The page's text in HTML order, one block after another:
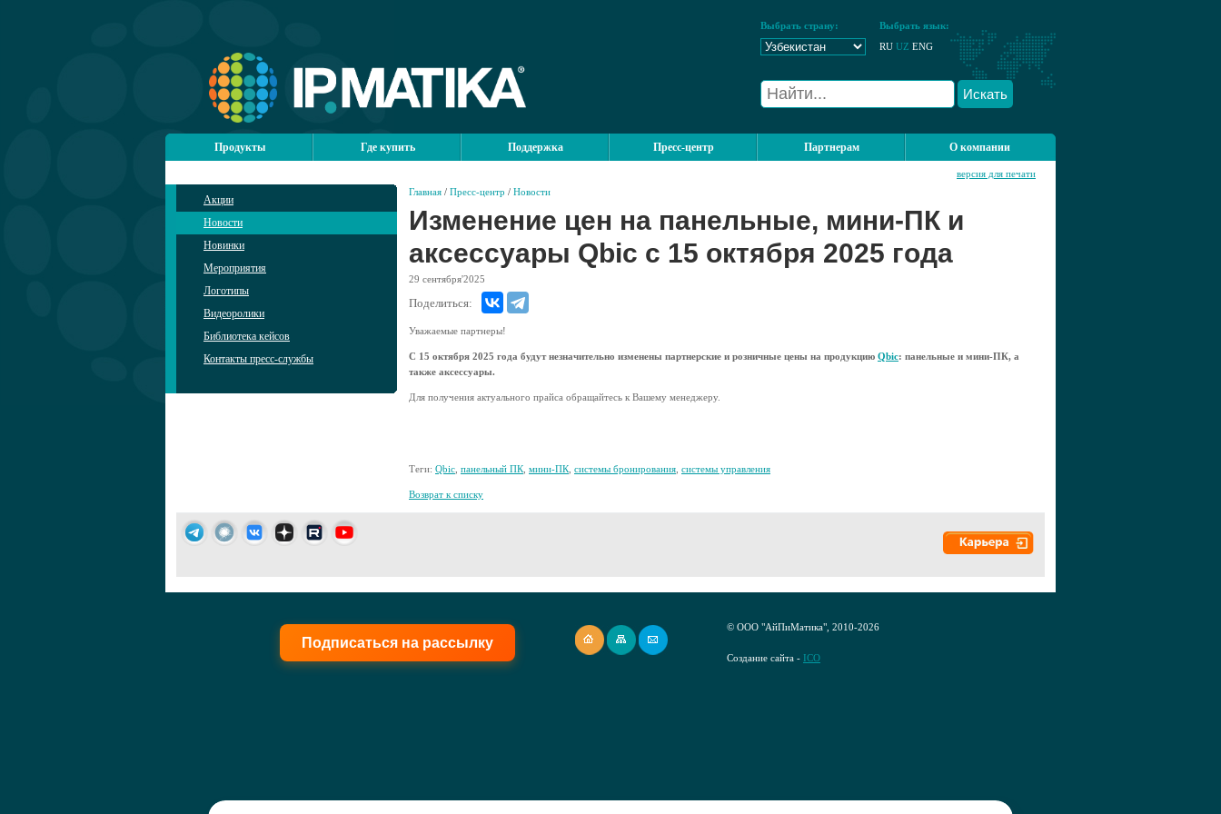
Выбрать страну:
Выбрать язык:
RU UZ ENG
Искать
Продукты Где купить Поддержка Пресс-центр Партнерам О компании
Акции
Новости
Новинки
Мероприятия
Логотипы
Видеоролики
Библиотека кейсов
Контакты пресс-службы
Главная / Пресс-центр / Новости
версия для печати
Изменение цен на панельные, мини-ПК и
аксессуары Qbic с 15 октября 2025 года
29 сентября'2025
Поделиться:
Уважаемые партнеры!
С 15 октября 2025 года будут незначительно изменены партнерские и розничные цены на продукцию Qbic: панельные и мини-ПК, а
также аксессуары.
Для получения актуального прайса обращайтесь к Вашему менеджеру.
Теги: Qbic панельный ПК мини-ПК системы бронирования системы управления
Возврат к списку
Подписаться на рассылку
© ООО "АйПиМатика", 2010-2026
Создание сайта - ICO